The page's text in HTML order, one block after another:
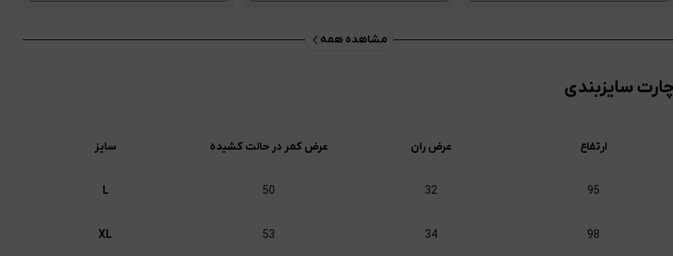
مشاهده همه
چارت سایزبندی
ارتفاع عرض ران عرض کمر در حالت کشیده سایز
95
32
50
L
98
34
53
XL